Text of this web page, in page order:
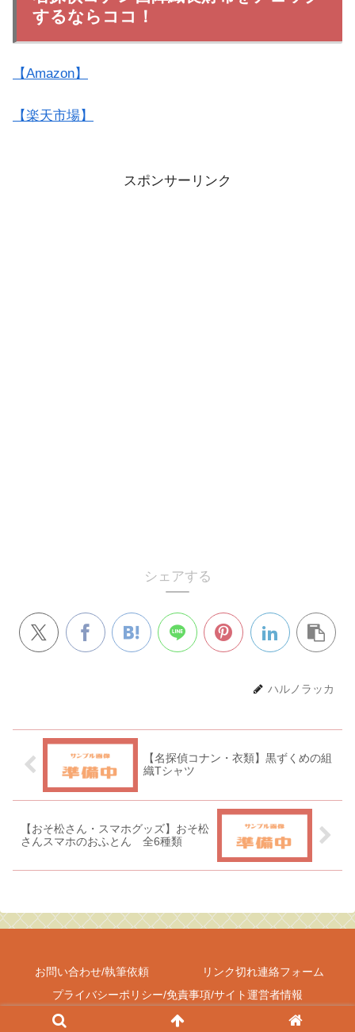
するならココ！
【Amazon】
【楽天市場】
スポンサーリンク
シェアする
ハルノラッカ
【名探偵コナン・衣類】黒ずくめの組
織Tシャツ
【おそ松さん・スマホグッズ】おそ松
さんスマホのおふとん 全6種類
お問い合わせ/執筆依頼
リンク切れ連絡フォーム
プライバシーポリシー/免責事項/サイト運営者情報
Copyright © 2017-2026 しゃべあに All Rights Reserved.